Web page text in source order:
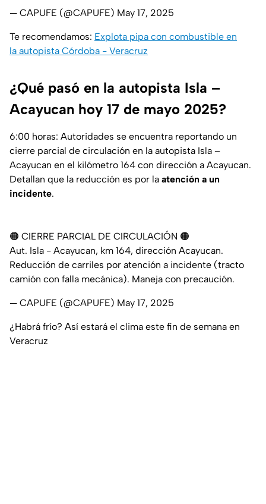
— CAPUFE (@CAPUFE) May 17, 2025
Te recomendamos: Explota pipa con combustible en
la autopista Córdoba - Veracruz
¿Qué pasó en la autopista Isla –
Acayucan hoy 17 de mayo 2025?
6:00 horas: Autoridades se encuentra reportando un
cierre parcial de circulación en la autopista Isla –
Acayucan en el kilómetro 164 con dirección a Acayucan.
Detallan que la reducción es por la atención a un
incidente.
🟠 CIERRE PARCIAL DE CIRCULACIÓN 🟠
Aut. Isla - Acayucan, km 164, dirección Acayucan.
Reducción de carriles por atención a incidente (tracto
camión con falla mecánica). Maneja con precaución.
— CAPUFE (@CAPUFE) May 17, 2025
¿Habrá frío? Así estará el clima este fin de semana en
Veracruz